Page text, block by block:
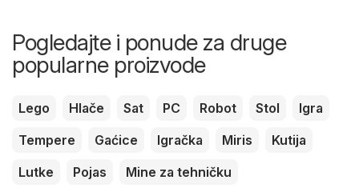
Pogledajte i ponude za druge
popularne proizvode
Lego Hlače Sat PC Robot Stol
Igra
Tempere
Gaćice Igračka Miris
Kutija
Lutke
Pojas Mine za tehničku